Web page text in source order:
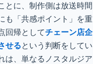
とに、制作側は放送時間
も「共感ポイント」を重
回帰としてチェーン店企
せるという判断をしてい
は、単なるノスタルジア